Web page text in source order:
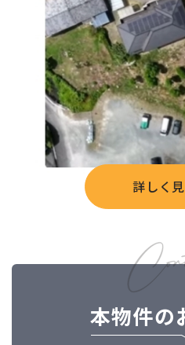
詳しく
本物件の